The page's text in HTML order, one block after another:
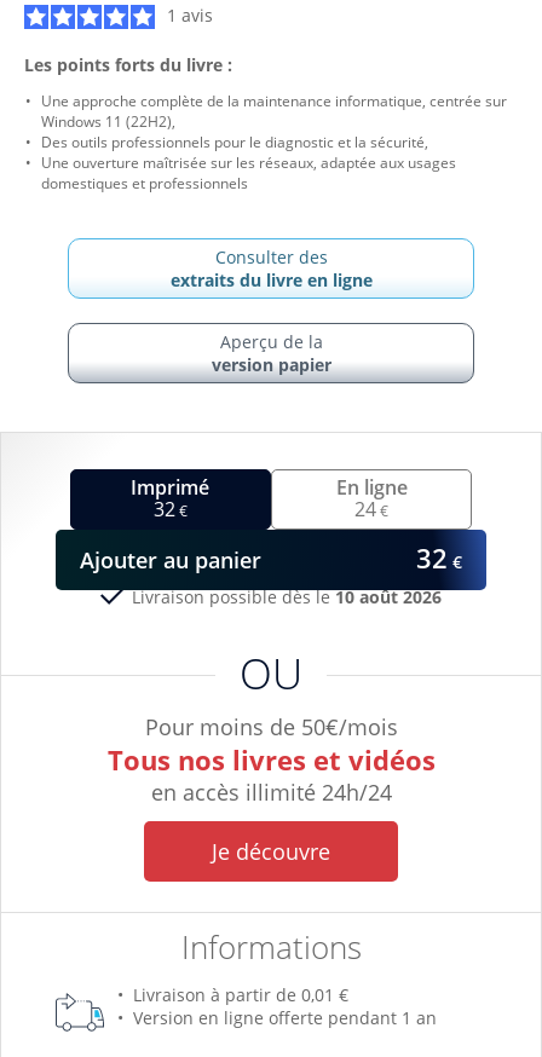
1 avis
Imprimé
32€
OU
Pour moins de 50€/mois
Tous nos livres et vidéos
en accès illimité 24h/24
Je découvre
Informations
Livraison possible dès le10 août 2026
Livraison à partir de 0,01 €
Version en ligne offerte pendant 1 an
En ligne
24€
Ajouter au panier 32 €
Les points forts du livre :
Une approche complète de la maintenance informatique, centrée sur
Windows 11 (22H2),
Des outils professionnels pour le diagnostic et la sécurité,
Une ouverture maîtrisée sur les réseaux, adaptée aux usages
domestiques et professionnels
Consulter des
extraits du livre en ligne
Aperçu de la
version papier